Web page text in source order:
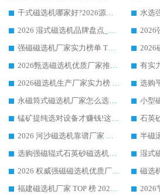
干式磁选机哪家好?2026源头厂家推荐_华体会手机网页版-华体会(中国) 强磁磁选机生产厂家
2026 湿式磁选机品牌盘点_华体会手机网页版-华体会(中国) _内行认可的靠谱厂家
强磁磁选机厂家实力榜单 TOP3：华体会手机网页版-华体会(中国) 稳居前列
2026甄选磁选机优质厂家推荐：潍坊华体会手机网页版-华体会(中国) ，凭实力稳居行业前列
2026磁选机生产厂家实力榜 TOP1：华体会手机网页版-华体会(中国) 凭什么成为行业喜欢选?
永磁筒式磁选机厂家怎么选?14 年老厂华体会手机网页版-华体会(中国) 凭实力出圈，这 5 大优势太圈粉
锰矿提纯选对设备才赚钱!这家临朐厂家的强磁辊磁选机凭啥成行业标杆?
2026 河沙磁选机靠谱厂家 华体会手机网页版-华体会(中国) 临朐大厂实地测评
选购强磁辊式石英砂磁选机技巧 实体源头厂家认准华体会手机网页版-华体会(中国)
2026 权威强磁磁选机优质厂家推荐：潍坊华体会手机网页版-华体会(中国) 凭实力领跑工业除铁提纯赛道
福建磁选机厂家 TOP 榜 2026：华体会手机网页版-华体会(中国) 凭 18000GS 强磁技术稳坐第一，这 5 家闭眼选不踩坑